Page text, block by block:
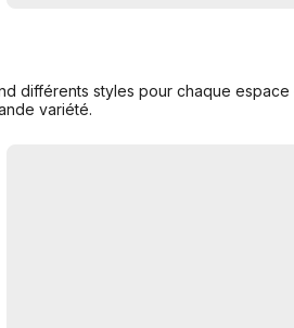
différents styles pour chaque
variété.